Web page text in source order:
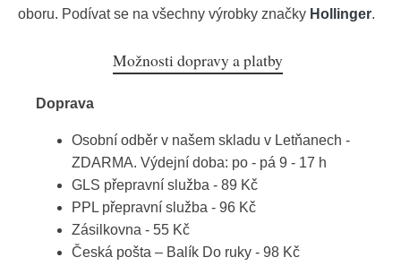
oboru. Podívat se na všechny výrobky značky Hollinger.
Možnosti dopravy a platby
Doprava
Osobní odběr v našem skladu v Letňanech -
ZDARMA. Výdejní doba: po - pá 9 - 17 h
GLS přepravní služba - 89 Kč
PPL přepravní služba - 96 Kč
Zásilkovna - 55 Kč
Česká pošta – Balík Do ruky - 98 Kč